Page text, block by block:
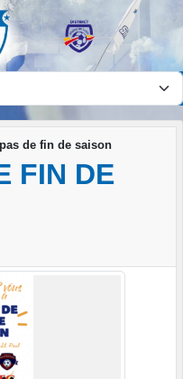
de fin de saison
FIN DE